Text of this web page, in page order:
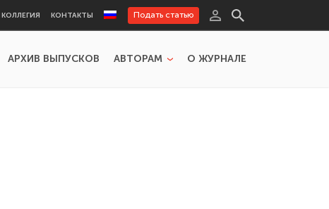
КОНТАКТЫ Подать статью
АРХИВ ВЫПУСКОВ АВТОРАМ О ЖУРНАЛЕ